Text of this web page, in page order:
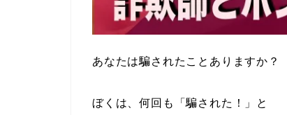
あなたは騙されたことありますか？
ぼくは、何回も「騙された！」と